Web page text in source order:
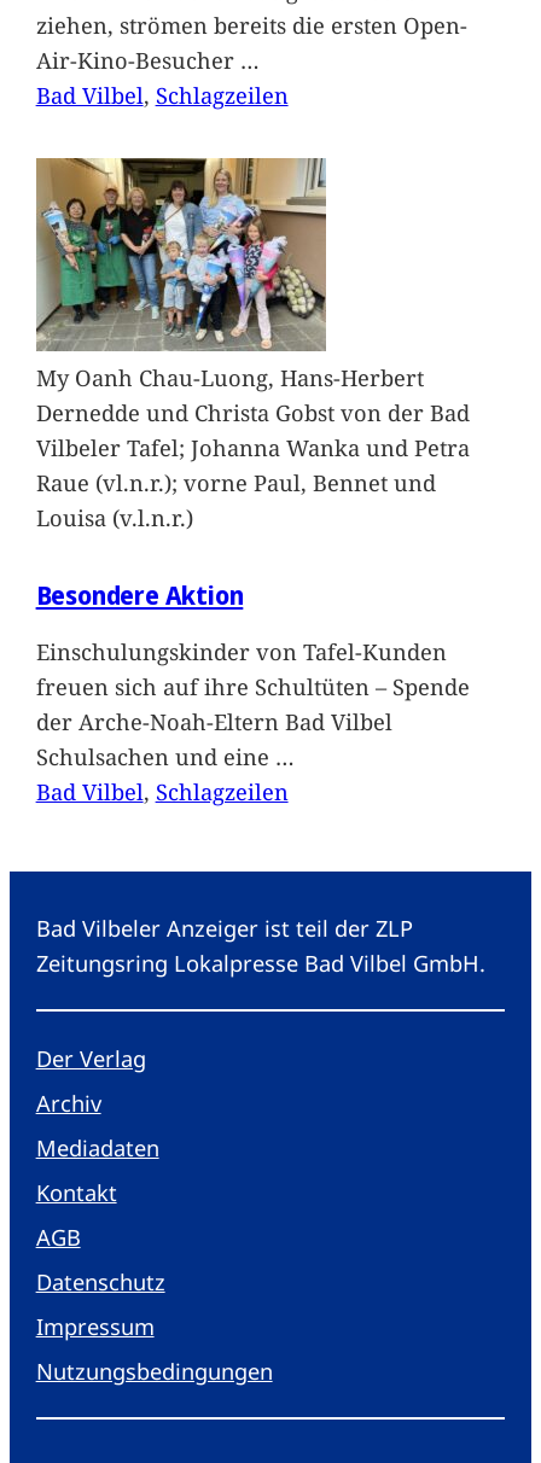
ziehen, strömen bereits die ersten Open-
Air-Kino-Besucher …
Bad Vilbel, Schlagzeilen
My Oanh Chau-Luong, Hans-Herbert
Dernedde und Christa Gobst von der Bad
Vilbeler Tafel; Johanna Wanka und Petra
Raue (vl.n.r.); vorne Paul, Bennet und
Louisa (v.l.n.r.)
Besondere Aktion
Einschulungskinder von Tafel-Kunden
freuen sich auf ihre Schultüten – Spende
der Arche-Noah-Eltern Bad Vilbel
Schulsachen und eine …
Bad Vilbel, Schlagzeilen
Bad Vilbeler Anzeiger ist teil der ZLP
Zeitungsring Lokalpresse Bad Vilbel GmbH.
Der Verlag
Archiv
Mediadaten
Kontakt
AGB
Datenschutz
Impressum
Nutzungsbedingungen